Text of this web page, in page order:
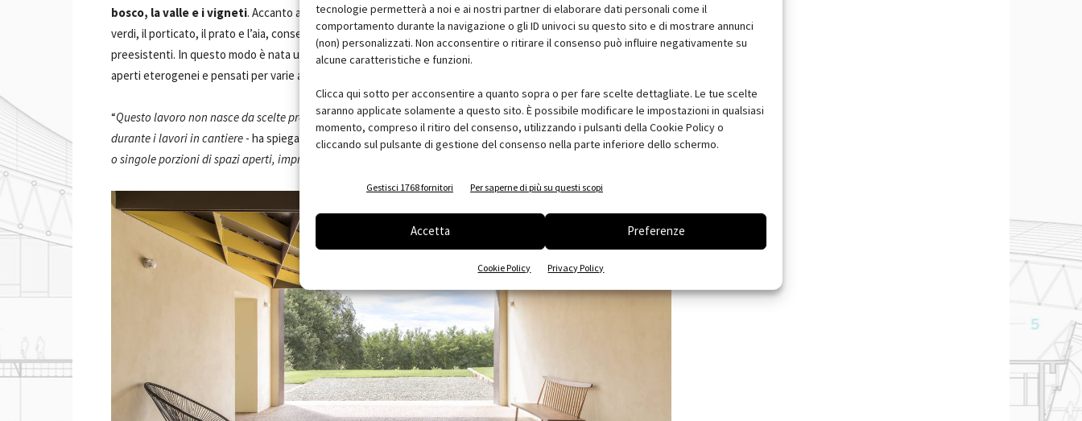
tecnologie permetterà a noi e ai nostri partner di elaborare dati personali come il
comportamento durante la navigazione o gli ID univoci su questo sito e di mostrare annunci
(non) personalizzati. Non acconsentire o ritirare il consenso può influire negativamente su
alcune caratteristiche e funzioni.
Clicca qui sotto per acconsentire a quanto sopra o per fare scelte dettagliate. Le tue scelte
saranno applicate solamente a questo sito. È possibile modificare le impostazioni in qualsiasi
momento, compreso il ritiro del consenso, utilizzando i pulsanti della Cookie Policy o
cliccando sul pulsante di gestione del consenso nella parte inferiore dello schermo.
Gestisci 1768 fornitori Per saperne di più su questi scopi
Accetta Preferenze
Cookie Policy Privacy Policy
bosco, la valle e i vigneti. Accanto agli elementi già esistenti sono stati ridefiniti gli spazi aperti, quali i gradoni
verdi, il porticato, il prato e l’aia, consentendo di mettere in relazione con una nuova logica tutti i volumi
preesistenti. In questo modo è nata una nuova configurazione “a borgo”, da cui ha origine il nome, ricco di spazi
aperti eterogenei e pensati per varie attività.
“Questo lavoro non nasce da scelte precostituite e preformate ma è il risultato di una progettazione in itinere
durante i lavori in cantiere - ha spiegato De Amicis -.
Man mano che l’impresa metteva mano ai singoli manufatti
o singole porzioni di spazi aperti, improvvise e inaspettate scoperte hanno reindirizzato le scelte progettuali